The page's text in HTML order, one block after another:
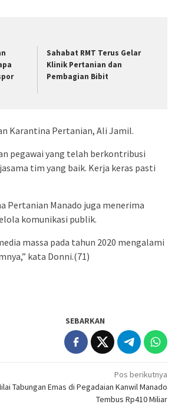
Sahabat RMT Terus Gelar
Klinik Pertanian dan
Pembagian Bibit
Karantina Pertanian, Ali Jamil.
pegawai yang telah berkontribusi
tim yang baik. Kerja keras pasti
Pertanian Manado juga menerima
komunikasi publik.
massa pada tahun 2020 mengalami
kata Donni.(71)
SEBARKAN
Pos berikutnya
Tabungan Emas di Pegadaian Kanwil Manado
Tembus Rp410 Miliar